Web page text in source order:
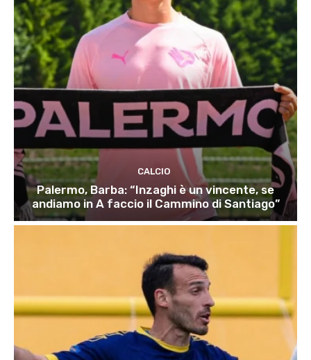
CALCIO
Palermo, Barba: “Inzaghi è un vincente, se
andiamo in A faccio il Cammino di Santiago”